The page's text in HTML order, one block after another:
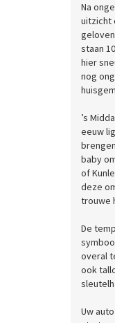
Na
uitzicht
staan
hier
nog
’s
eeuw
baby
of
deze
trouwe
De
overal
ook
Uw